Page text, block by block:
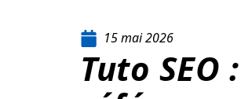
15 mai 2026
Tuto